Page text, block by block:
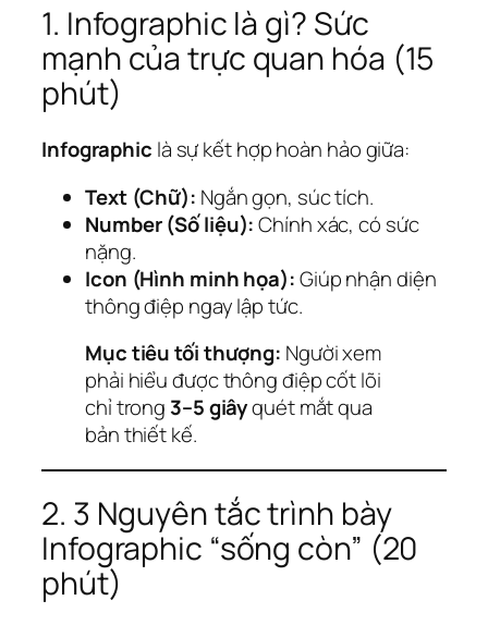
1. Infographic là gì? Sức
mạnh của trực quan hóa (15
phút)
Infographic là sự kết hợp hoàn hảo giữa:
Text (Chữ): Ngắn gọn, súc tích.
Number (Số liệu):Chính xác, có sức
nặng.
Icon (Hình minh họa):Giúp nhận diện
thông điệp ngay lập tức.
Mục tiêu tối thượng: Người xem
phải hiểu được thông điệp cốt lõi
chỉ trong 3–5 giâyquét mắt qua
bản thiết kế.
2. 3 Nguyên tắc trình bày
Infographic “sống còn” (20
phút)